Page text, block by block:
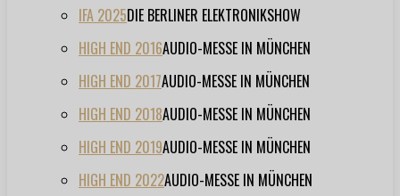
IFA 2025DIE BERLINER ELEKTRONIKSHOW
HIGH END 2016AUDIO-MESSE IN MÜNCHEN
HIGH END 2017AUDIO-MESSE IN MÜNCHEN
HIGH END 2018AUDIO-MESSE IN MÜNCHEN
HIGH END 2019AUDIO-MESSE IN MÜNCHEN
HIGH END 2022AUDIO-MESSE IN MÜNCHEN